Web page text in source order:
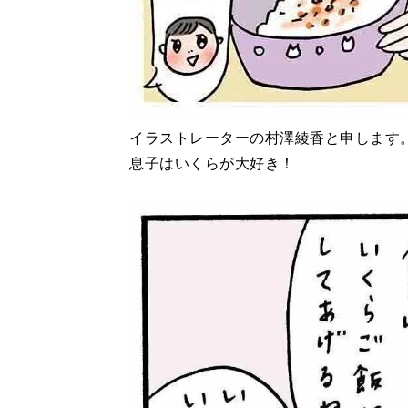
イラストレーターの村澤綾香と申します
息子はいくらが大好き！